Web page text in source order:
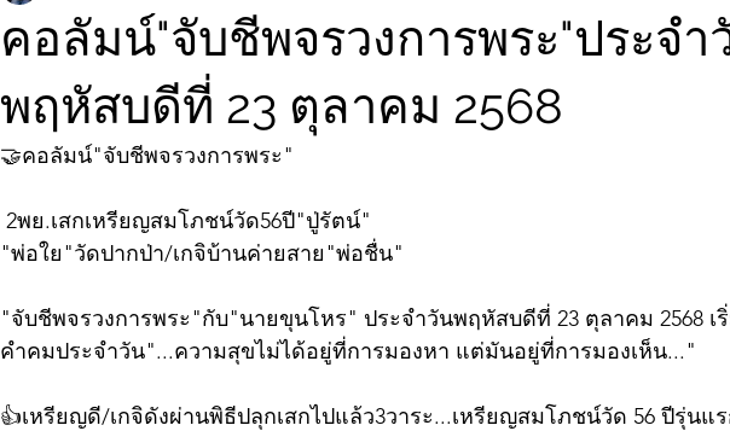
คอลัมน์"จับชีพจรวงการพระ"ประจำ
พฤหัสบดีที่ 23 ตุลาคม 2568
🤝คอลัมน์"จับชีพจรวงการพระ"
2พย.เสกเหรียญสมโภชน์วัด56ปี"ปู่รัตน์"
"พ่อใย"วัดปากป่า/เกจิบ้านค่ายสาย"พ่อชื่น"
"จับชีพจรวงการพระ"กับ"นายขุนโหร" ประจำวันพฤหัสบดีที่ 23 ตุลาคม 2568 เ
คำคมประจำวัน"...ความสุขไม่ได้อยู่ที่การมองหา แต่มันอยู่ที่การมองเห็น..."
👍เหรียญดี/เกจิดังผ่านพิธีปลุกเสกไปแล้ว3วาระ...เหรียญสมโภชน์วัด 56 ปีรุ่นแ